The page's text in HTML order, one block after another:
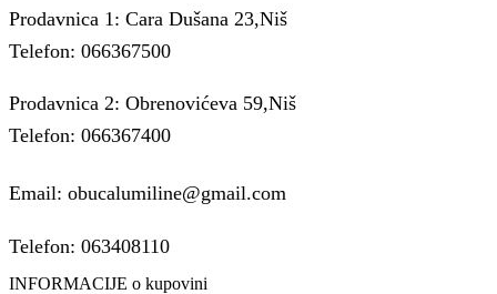
Prodavnica 1: Cara Dušana 23,Niš
Telefon: 066367500
Prodavnica 2: Obrenovićeva 59,Niš
Telefon: 066367400
Email: obucalumiline@gmail.com
Telefon: 063408110
INFORMACIJE o kupovini